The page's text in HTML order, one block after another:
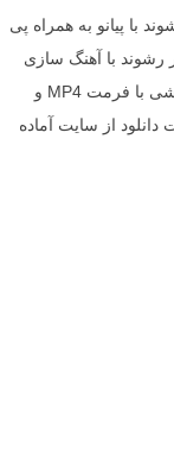
با پیانو به همراه پی
رشوند با آهنگ سازی
نیما معین و تنظیم گروه نت دونی در یک ویدیو آموزشی با فرمت MP4 و
جهت دانلود از سایت آماده